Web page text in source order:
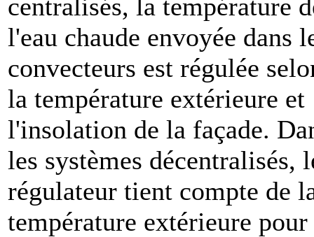
centralisés, la température
l'eau chaude envoyée dans
convecteurs est régulée
la température extérieure et
l'insolation de la façade.
les systèmes décentralisés,
régulateur tient compte de
température extérieure pour